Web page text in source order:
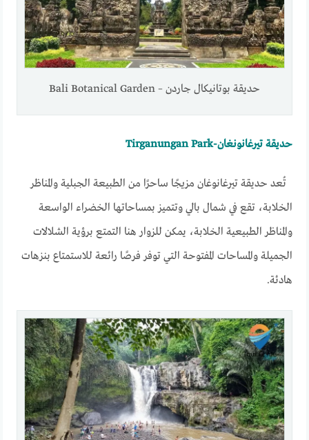
حديقة بوتانيكال جاردن – Bali Botanical Garden
حديقة تيرغانونغان-Tirganungan Park
تُعد حديقة تيرغانوغان مزيجًا ساحرًا من الطبيعة الجبلية والمناظر
الخلابة، تقع في شمال بالي وتتميز بمساحاتها الخضراء الواسعة
والمناظر الطبيعية الخلابة، يمكن للزوار هنا التمتع برؤية الشلالات
الجميلة والمساحات المفتوحة التي توفر فرصًا رائعة للاستمتاع بنزهات
هادئة.